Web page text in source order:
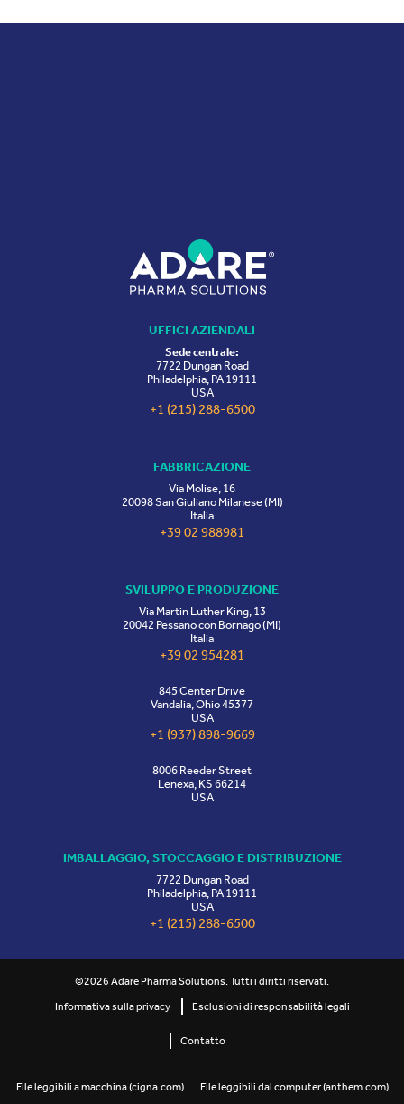
UFFICI AZIENDALI
Sede centrale:
7722 Dungan Road
Philadelphia, PA 19111
USA
+1 (215) 288-6500
FABBRICAZIONE
Via Molise, 16
20098 San Giuliano Milanese (MI)
Italia
+39 02 988981
SVILUPPO E PRODUZIONE
Via Martin Luther King, 13
20042 Pessano con Bornago (MI)
Italia
+39 02 954281
845 Center Drive
Vandalia, Ohio 45377
USA
+1 (937) 898-9669
8006 Reeder Street
Lenexa, KS 66214
USA
IMBALLAGGIO, STOCCAGGIO E DISTRIBUZIONE
7722 Dungan Road
Philadelphia, PA 19111
USA
+1 (215) 288-6500
©2026 Adare Pharma Solutions. Tutti i diritti riservati.
Informativa sulla privacy
Esclusioni di responsabilità legali
Contatto
File leggibili a macchina (cigna.com) File leggibili dal computer (anthem.com)